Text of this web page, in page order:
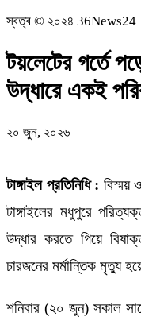
স্বত্ব © ২০২৪ 36News24
টয়লেটের গর্তে
উদ্ধারে একই
২০ জুন, ২০২৬
টাঙ্গাইল প্রতিনিধি : বিস্ময়
টাঙ্গাইলের মধুপুরে
উদ্ধার করতে গিয়ে
চারজনের মর্মান্তিক মৃত্যু
শনিবার (২০ জুন) সকাল